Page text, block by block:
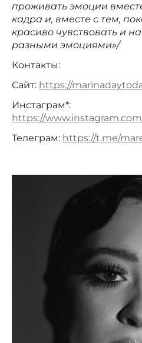
проживать эмоции
кадра и, вместе с тем,
красиво чувствовать и
разными эмоциями»/
Контакты:
Сайт: https://
Инстаграм*:
https://
Телеграм: https://t.me/